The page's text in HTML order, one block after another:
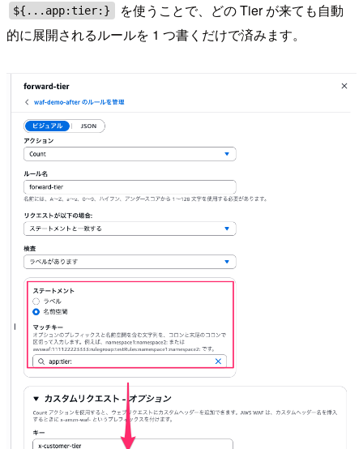
${...app:tier:}
を使うことで、どの Tier が来ても自動
的に展開されるルールを 1 つ書くだけで済みます。